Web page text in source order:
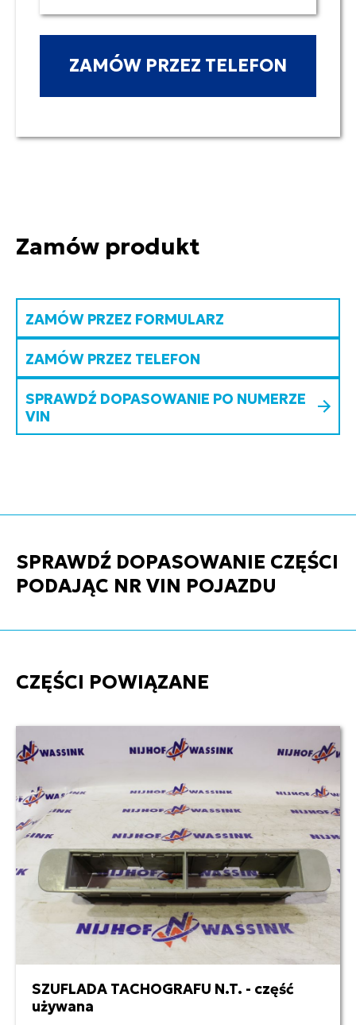
ZAMÓW PRZEZ TELEFON
Zamów produkt
ZAMÓW PRZEZ FORMULARZ
ZAMÓW PRZEZ TELEFON
SPRAWDŹ DOPASOWANIE PO NUMERZE
VIN
SPRAWDŹ DOPASOWANIE CZĘŚCI
PODAJĄC NR VIN POJAZDU
CZĘŚCI POWIĄZANE
50,00 zł netto
SZUFLADA TACHOGRAFU N.T. - część
używana